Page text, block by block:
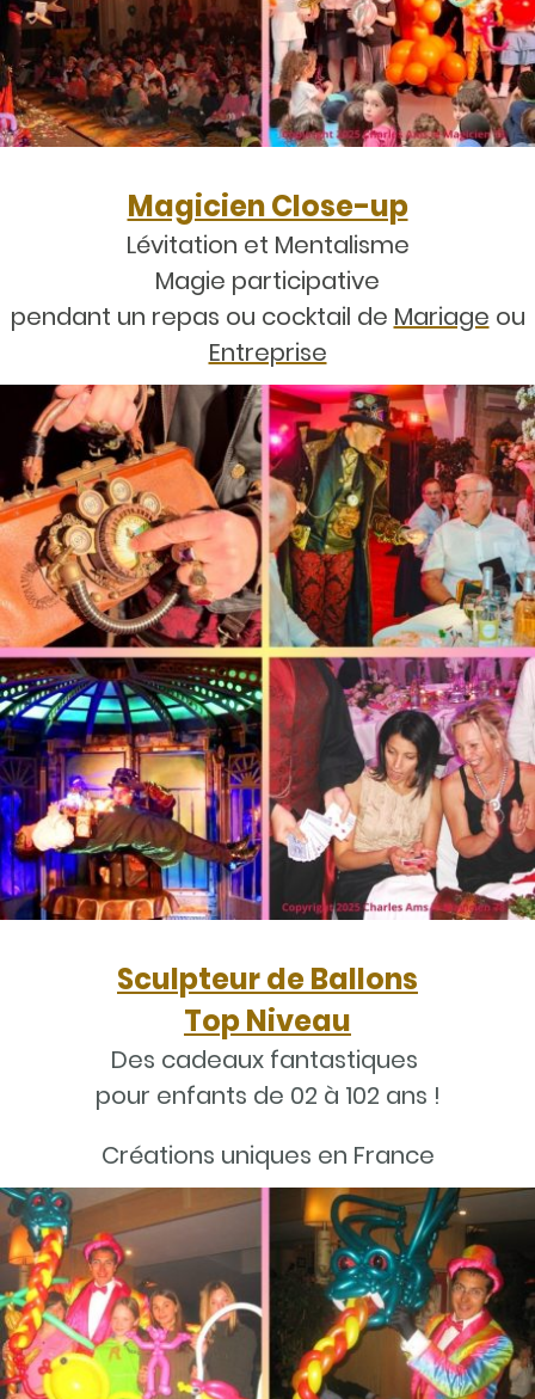
Magicien Close-up
Lévitation et Mentalisme
Magie participative
pendant un repas ou cocktail de Mariage ou
Entreprise
Sculpteur de Ballons
Top Niveau
Des cadeaux fantastiques
pour enfants de 02 à 102 ans !
Créations uniques en France